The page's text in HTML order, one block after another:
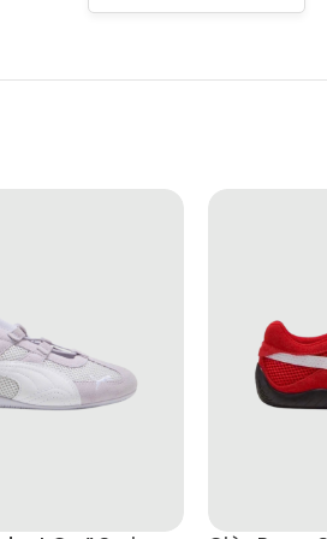
phong cách thể thao đến casual.